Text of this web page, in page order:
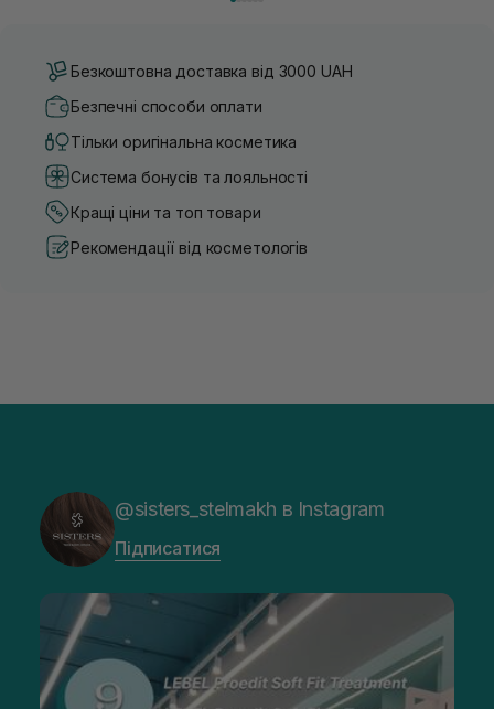
Безкоштовна доставка від 3000 UAH
Безпечні способи оплати
Тільки оригінальна косметика
Система бонусів та лояльності
Кращі ціни та топ товари
Рекомендації від косметологів
@sisters_stelmakh в Instagram
Підписатися